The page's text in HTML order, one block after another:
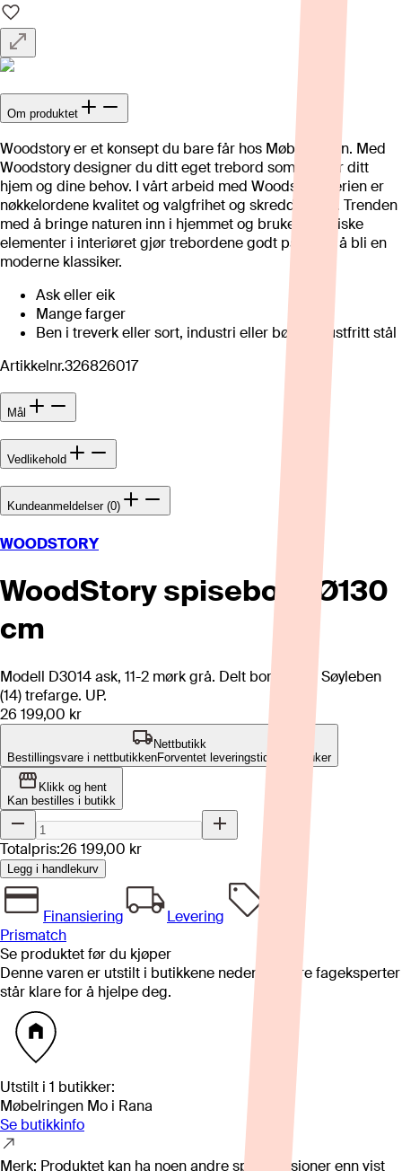
Om produktet
Woodstory er et konsept du bare får hos Møbelringen. Med
Woodstory designer du ditt eget trebord som passer ditt
hjem og dine behov. I vårt arbeid med Woodstory-serien er
nøkkelordene kvalitet og valgfrihet og skreddersøm. Trenden
med å bringe naturen inn i hjemmet og bruke organiske
elementer i interiøret gjør trebordene godt på vei til å bli en
moderne klassiker.
Ask eller eik
Mange farger
Ben i treverk eller sort, industri eller børstet rustfritt stål
Artikkelnr.326826017
Mål
Vedlikehold
Kundeanmeldelser (0)
WOODSTORY
WoodStory spisebord Ø130
cm
Modell D3014 ask, 11-2 mørk grå. Delt bordplate. Søyleben
(14) trefarge. UP.
26 199,00 kr
Nettbutikk
Bestillingsvare i nettbutikkenForventet leveringstid: 10-12 uker
Klikk og hent
Kan bestilles i butikk
Totalpris:26 199,00 kr
Legg i handlekurv
Finansiering
Levering
Prismatch
Se produktet før du kjøper
Denne varen er utstilt i butikkene nedenfor. Våre fageksperter
står klare for å hjelpe deg.
Utstilt i 1 butikker:
Møbelringen Mo i Rana
Se butikkinfo
Merk: Produktet kan ha noen andre spesifikasjoner enn vist